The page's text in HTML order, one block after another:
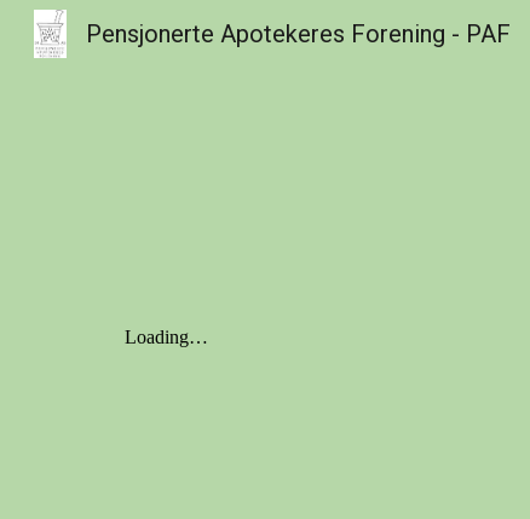
Pensjonerte Apotekeres Forening - PAF